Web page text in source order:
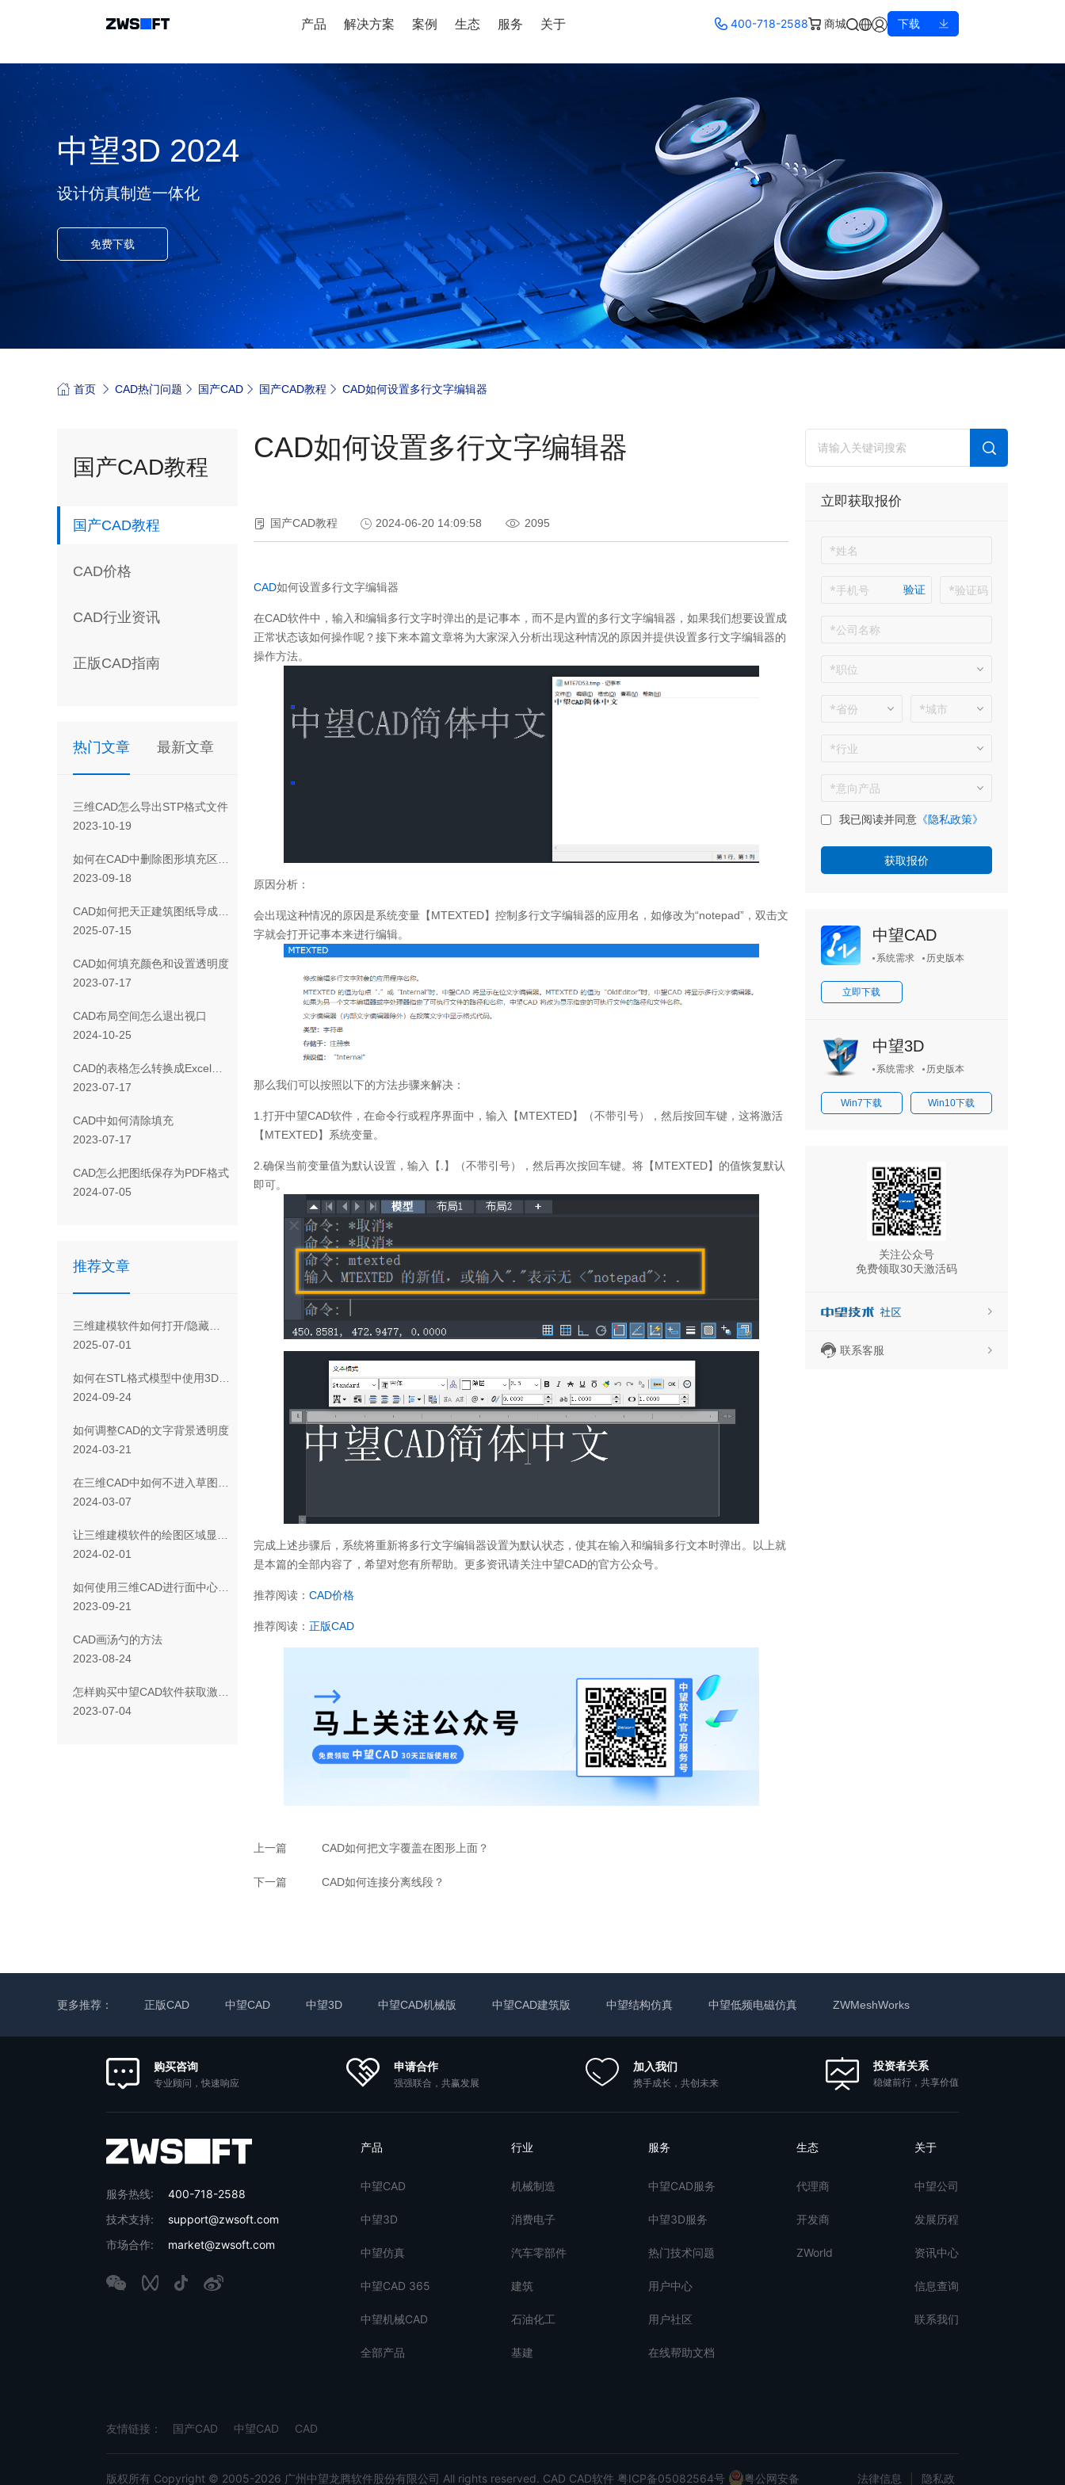
产品 解决方案 案例 生态 服务 关于 400-718-2588 商城 下载
中望3D 2024
设计仿真制造一体化
免费下载
首页 CAD热门问题 国产CAD 国产CAD教程 CAD如何设置多行文字编辑器
国产CAD教程
国产CAD教程
CAD价格
CAD行业资讯
正版CAD指南
热门文章 最新文章
三维CAD怎么导出STP格式文件
2023-10-19
如何在CAD中删除图形填充区域的一部分
2023-09-18
CAD如何把天正建筑图纸导成天正T3/T8/T9格式版本
2025-07-15
CAD如何填充颜色和设置透明度
2023-07-17
CAD布局空间怎么退出视口
2024-10-25
CAD 的表格怎么转换成Excel表格
2023-07-17
CAD 中如何清除填充
2023-07-17
CAD怎么把图纸保存为PDF格式
2024-07-05
推荐文章
三维建模软件如何打开/隐藏坐标轴或基准面
2025-07-01
如何在STL格式模型中使用3D技术分割点块
2024-09-24
如何调整CAD的文字背景透明度
2024-03-21
在三维CAD中如何不进入草图而编辑尺寸？
2024-03-07
让三维建模软件的绘图区域显示基准面名称要怎么设置？
2024-02-01
如何使用三维CAD进行面中心定位
2023-09-21
CAD画汤勺的方法
2023-08-24
怎样购买中望CAD软件获取激活码
2023-07-04
CAD如何设置多行文字编辑器
国产CAD教程 2024-06-20 14:09:58 2095
CAD如何设置多行文字编辑器
在CAD软件中，输入和编辑多行文字时弹出的是记事本，而不是内置的多行文字编辑器，如果我们想要设置成
正常状态该如何操作呢？接下来本篇文章将为大家深入分析出现这种情况的原因并提供设置多行文字编辑器的
操作方法。
原因分析：
会出现这种情况的原因是系统变量【MTEXTED】控制多行文字编辑器的应用名，如修改为“notepad” ，双击文
字就会打开记事本来进行编辑。
那么我们可以按照以下的方法步骤来解决：
1. 打开中望CAD软件，在命令行或程序界面中，输入【MTEXTED】（不带引号），然后按回车键，这将激活
【MTEXTED】系统变量。
2. 确保当前变量值为默认设置，输入【 】（不带引号），然后再次按回车键。将【MTEXTED】的值恢复默认
即可。
完成上述步骤后，系统将重新将多行文字编辑器设置为默认状态，使其在输入和编辑多行文本时弹出。以上就
是本篇的全部内容了，希望对您有所帮助。更多资讯请关注中望CAD的官方公众号。
推荐阅读： CAD价格
推荐阅读： 正版CAD
上一篇 CAD如何把文字覆盖在图形上面？
下一篇 CAD如何连接分离线段？
立即获取报价
验证
我已阅读并同意 《隐私政策》
中望CAD
系统需求 历史版本
立即下载
中望3D
系统需求 历史版本
Win7下载 Win10下载
关注公众号
免费领取30天激活码
联系客服
更多推荐： 正版CAD 中望CAD 中望3D 中望CAD机械版 中望CAD建筑版 中望结构仿真 中望低频电磁仿真 ZWMeshWorks
购买咨询
专业顾问，快速响应
申请合作
强强联合，共赢发展
加入我们
携手成长，共创未来
投资者关系
稳健前行，共享价值
服务热线:
400-718-2588
技术支持:
support@zwsoft.com
市场合作:
market@zwsoft.com
产品
中望CAD
中望3D
中望仿真
中望CAD 365
中望机械CAD
全部产品
行业
机械制造
消费电子
汽车零部件
建筑
石油化工
基建
服务
中望CAD服务
中望3D服务
热门技术问题
用户中心
用户社区
在线帮助文档
生态
代理商
开发商
ZWorld
关于
中望公司
发展历程
资讯中心
信息查询
联系我们
友情链接： 国产CAD 中望CAD CAD
版权所有 Copyright © 2005-2026 广州中望龙腾软件股份有限公司 All rights reserved. CAD CAD软件 粤ICP备05082564号 粤公网安备 法律信息 隐私政